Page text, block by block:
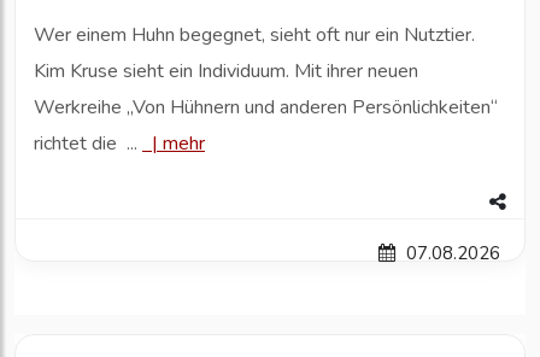
Wer einem Huhn begegnet, sieht oft nur ein Nutztier.
Kim Kruse sieht ein Individuum. Mit ihrer neuen
Werkreihe „Von Hühnern und anderen Persönlichkeiten“
richtet die ...
| mehr
07.08.2026